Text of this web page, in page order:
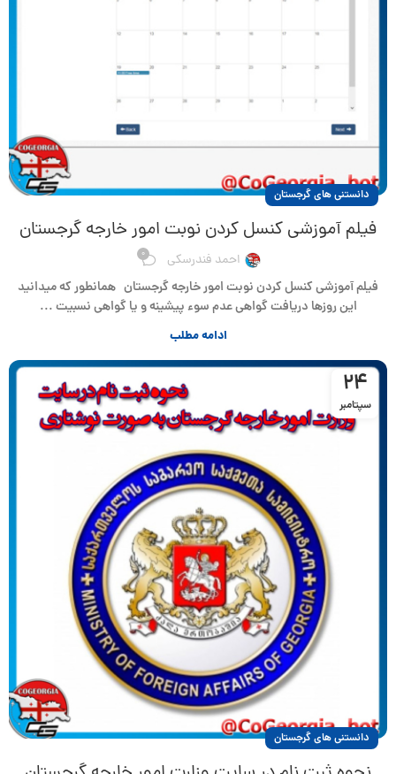
دانستنی های گرجستان
فیلم آموزشی کنسل کردن نوبت امور خارجه گرجستان
احمد فندرسکی 0
فیلم آموزشی کنسل کردن نوبت امور خارجه گرجستان همانطور که میدانید
این روزها دریافت گواهی عدم سوء پیشینه و یا گواهی نسبیت ...
ادامه مطلب
24
سپتامبر
دانستنی های گرجستان